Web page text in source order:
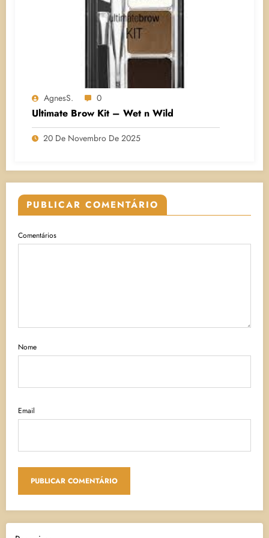
AgnesS. 0
Ultimate Brow Kit – Wet n Wild
20 De Novembro De 2025
PUBLICAR COMENTÁRIO
Comentários
Nome
Email